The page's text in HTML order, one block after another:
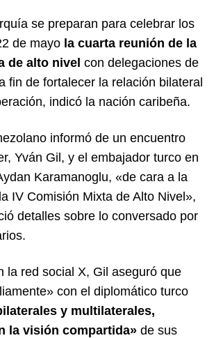
se preparan para celebrar los
de mayo la cuarta reunión de la
de alto nivel con delegaciones de
fin de fortalecer la relación bilateral
indicó la nación caribeña.
informó de un encuentro
Yván Gil, y el embajador turco en
Karamanoglu, «de cara a la
IV Comisión Mixta de Alto Nivel»,
detalles sobre lo conversado por
la red social X, Gil aseguró que
con el diplomático turco
y multilaterales,
la visión compartida» de sus